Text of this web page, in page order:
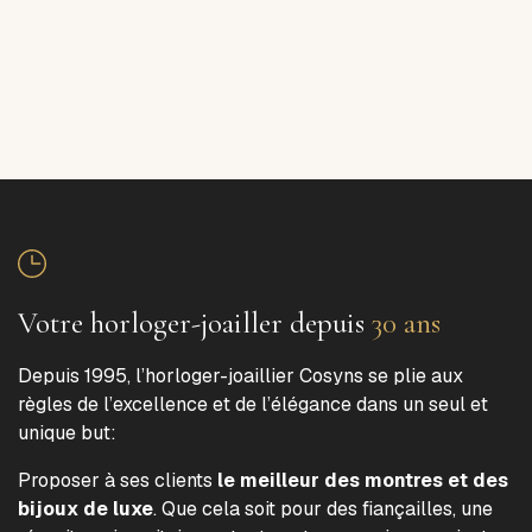
Votre horloger-joailler depuis 30 ans
Depuis 1995, l’horloger-joaillier Cosyns se plie aux
règles de l’excellence et de l’élégance dans un seul et
unique but:
Proposer à ses clients le meilleur des montres et des
bijoux de luxe. Que cela soit pour des fiançailles, une